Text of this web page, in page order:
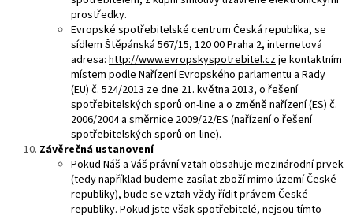
prostředky.
Evropské spotřebitelské centrum Česká republika, se
sídlem Štěpánská 567/15, 120 00 Praha 2, internetová
adresa: http://www.evropskyspotrebitel.czje kontaktním
místem podle Nařízení Evropského parlamentu a Rady
(EU) č. 524/2013 ze dne 21. května 2013, o řešení
spotřebitelských sporů on-line a o změně nařízení (ES) č.
2006/2004 a směrnice 2009/22/ES (nařízení o řešení
spotřebitelských sporů on-line).
Závěrečná ustanovení
Pokud Náš a Váš právní vztah obsahuje mezinárodní prvek
(tedy například budeme zasílat zboží mimo území České
republiky), bude se vztah vždy řídit právem České
republiky. Pokud jste však spotřebitelé, nejsou tímto